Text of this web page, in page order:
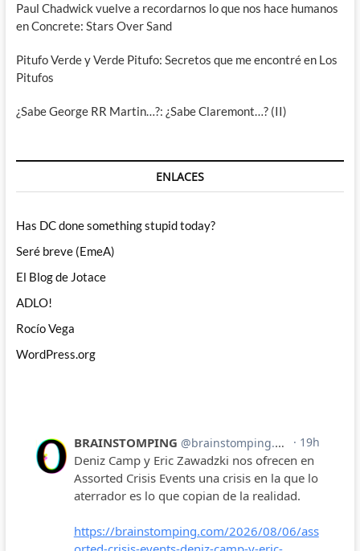
Paul Chadwick vuelve a recordarnos lo que nos hace humanos
en Concrete: Stars Over Sand
Pitufo Verde y Verde Pitufo: Secretos que me encontré en Los
Pitufos
¿Sabe George RR Martin…?: ¿Sabe Claremont…? (II)
ENLACES
Has DC done something stupid today?
Seré breve (EmeA)
El Blog de Jotace
ADLO!
Rocío Vega
WordPress.org